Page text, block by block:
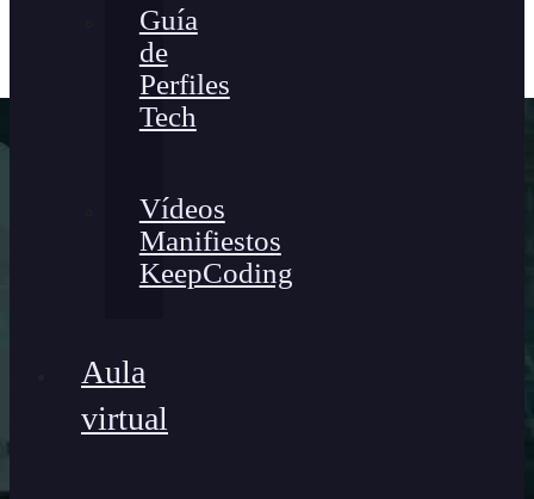
Guía
de
Perfiles
Tech
Vídeos
Manifiestos
KeepCoding
Aula
virtual